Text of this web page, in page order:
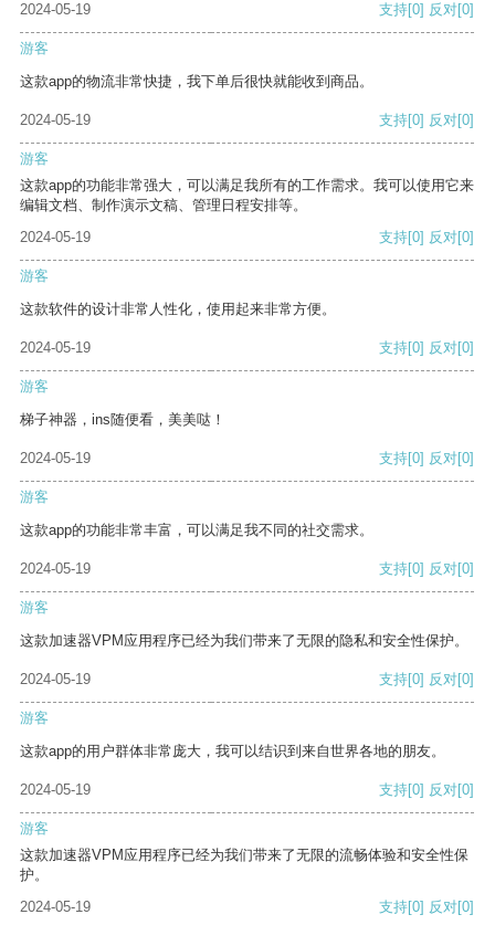
2024-05-19 支持[0] 反对[0]
游客
这款app的物流非常快捷，我下单后很快就能收到商品。
2024-05-19 支持[0] 反对[0]
游客
这款app的功能非常强大，可以满足我所有的工作需求。我可以使用它来
编辑文档、制作演示文稿、管理日程安排等。
2024-05-19
支持[0] 反对[0]
游客
这款软件的设计非常人性化，使用起来非常方便。
2024-05-19 支持[0] 反对[0]
游客
梯子神器，ins随便看，美美哒！
2024-05-19 支持[0] 反对[0]
游客
这款app的功能非常丰富，可以满足我不同的社交需求。
2024-05-19 支持[0] 反对[0]
游客
这款加速器VPM应用程序已经为我们带来了无限的隐私和安全性保护。
2024-05-19 支持[0] 反对[0]
游客
这款app的用户群体非常庞大，我可以结识到来自世界各地的朋友。
2024-05-19 支持[0] 反对[0]
游客
这款加速器VPM应用程序已经为我们带来了无限的流畅体验和安全性保
护。
2024-05-19
支持[0] 反对[0]